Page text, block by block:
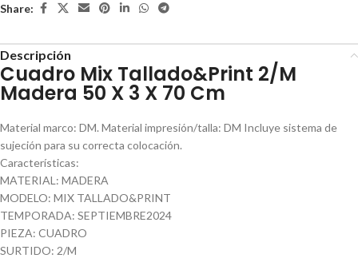
Share:
Descripción
Cuadro Mix Tallado&Print 2/M
Madera 50 X 3 X 70 Cm
Material marco: DM. Material impresión/talla: DM Incluye sistema de
sujeción para su correcta colocación.
Características:
MATERIAL: MADERA
MODELO: MIX TALLADO&PRINT
TEMPORADA: SEPTIEMBRE2024
PIEZA: CUADRO
SURTIDO: 2/M